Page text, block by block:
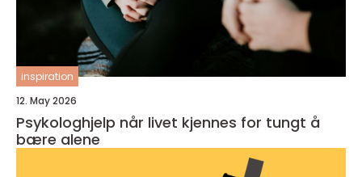
inspiration
12. May 2026
Psykologhjelp når livet kjennes for tungt å
bære alene